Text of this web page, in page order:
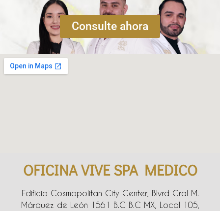
Consulte ahora
OFICINA VIVE SPA MEDICO
Edificio Cosmopolitan City Center, Blvrd Gral M.
Márquez de León 1561 B.C B.C MX, Local 105,